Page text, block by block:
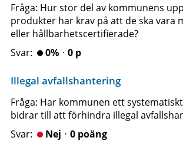
Fråga: Hur stor del av kommunens
produkter har krav på att de ska vara
eller hållbarhetscertifierade?
0%ᆞ0 p
Illegal avfallshantering
Fråga: Har kommunen ett
bidrar till att förhindra illegal
Nejᆞ0 poäng